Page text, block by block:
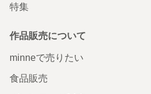
特集
作品販売について
minneで売りたい
食品販売